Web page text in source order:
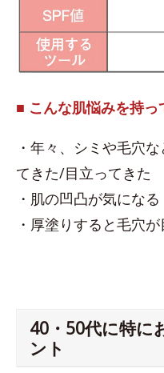
■ こんな肌悩みを持っ
・年々、シミや毛穴
てきた/目立ってきた
・肌の凹凸が気になる
・厚塗りすると毛穴
40・50代に特に
ント